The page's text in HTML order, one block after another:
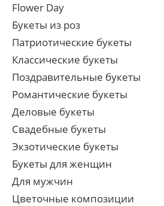
Flower Day
Букеты из роз
Патриотические букеты
Классические букеты
Поздравительные букеты
Романтические букеты
Деловые букеты
Свадебные букеты
Экзотические букеты
Букеты для женщин
Для мужчин
Цветочные композиции